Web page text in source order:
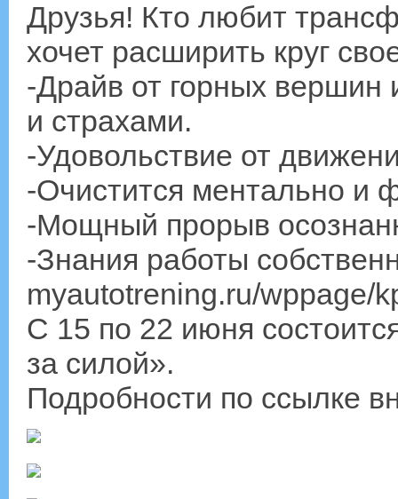
Друзья! Кто любит
хочет расширить круг
-Драйв от горных вершин
и страхами.
-Удовольствие от
-Очистится ментально и
-Мощный прорыв
-Знания работы
myautotrening.ru/wppage/
С 15 по 22 июня
за силой».
Подробности по ссылке